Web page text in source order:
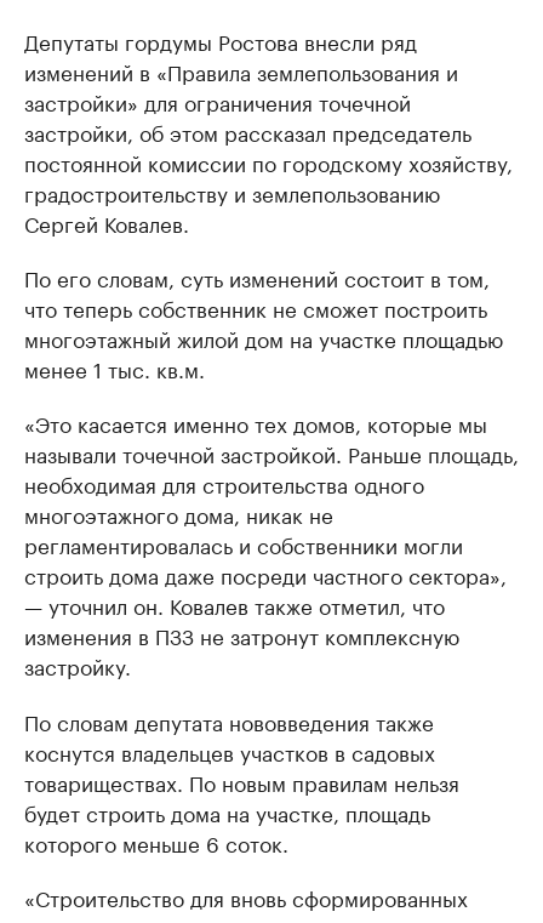
Депутаты гордумы Ростова внесли ряд
изменений в «Правила землепользования и
застройки» для ограничения точечной
застройки, об этом рассказал председатель
постоянной комиссии по городскому хозяйству,
градостроительству и землепользованию
Сергей Ковалев.
По его словам, суть изменений состоит в том,
что теперь собственник не сможет построить
многоэтажный жилой дом на участке площадью
менее 1 тыс. кв.м.
«Это касается именно тех домов, которые мы
называли точечной застройкой. Раньше площадь,
необходимая для строительства одного
многоэтажного дома, никак не
регламентировалась и собственники могли
строить дома даже посреди частного сектора»,
— уточнил он. Ковалев также отметил, что
изменения в ПЗЗ не затронут комплексную
застройку.
По словам депутата нововведения также
коснутся владельцев участков в садовых
товариществах. По новым правилам нельзя
будет строить дома на участке, площадь
которого меньше 6 соток.
«Строительство для вновь сформированных